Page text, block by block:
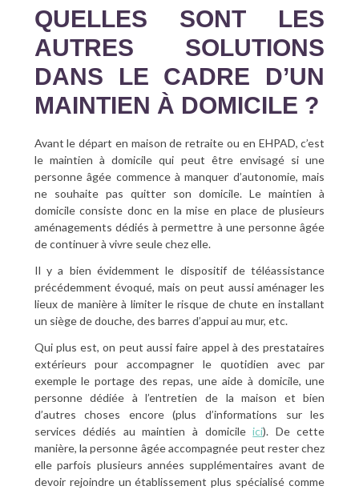
QUELLES SONT LES
AUTRES SOLUTIONS
DANS LE CADRE D’UN
MAINTIEN À DOMICILE ?
Avant le départ en maison de retraite ou en EHPAD, c’est
le maintien à domicile qui peut être envisagé si une
personne âgée commence à manquer d’autonomie, mais
ne souhaite pas quitter son domicile. Le maintien à
domicile consiste donc en la mise en place de plusieurs
aménagements dédiés à permettre à une personne âgée
de continuer à vivre seule chez elle.
Il y a bien évidemment le dispositif de téléassistance
précédemment évoqué, mais on peut aussi aménager les
lieux de manière à limiter le risque de chute en installant
un siège de douche, des barres d’appui au mur, etc.
Qui plus est, on peut aussi faire appel à des prestataires
extérieurs pour accompagner le quotidien avec par
exemple le portage des repas, une aide à domicile, une
personne dédiée à l’entretien de la maison et bien
d’autres choses encore (plus d’informations sur les
services dédiés au maintien à domicileici). De cette
manière, la personne âgée accompagnée peut rester chez
elle parfois plusieurs années supplémentaires avant de
devoir rejoindre un établissement plus spécialisé comme